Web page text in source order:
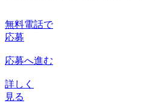
無料電話で
応募
応募へ進む
詳しく
見る